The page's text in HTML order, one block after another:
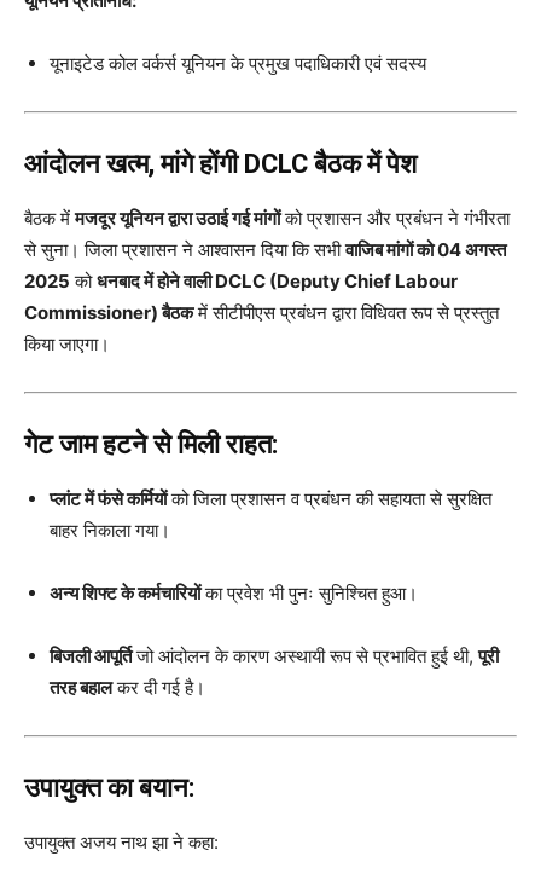
यूनाइटेड कोल वर्कर्स यूनियन के प्रमुख पदाधिकारी एवं सदस्य
आंदोलन खत्म, मांगे होंगी DCLC बैठक में पेश
बैठक मेंमजदूर यूनियन द्वारा उठाई गई मांगोंको प्रशासन और प्रबंधन ने गंभीरता
से सुना। जिला प्रशासन ने आश्वासन दिया कि सभीवाजिब मांगों को 04 अगस्त
2025 कोधनबाद में होने वाली DCLC (Deputy Chief Labour
Commissioner) बैठकमें सीटीपीएस प्रबंधन द्वारा विधिवत रूप से प्रस्तुत
किया जाएगा।
गेट जाम हटने से मिली राहत:
प्लांट में फंसे कर्मियोंको जिला प्रशासन व प्रबंधन की सहायता से सुरक्षित
बाहर निकाला गया।
अन्य शिफ्ट के कर्मचारियोंका प्रवेश भी पुनः सुनिश्चित हुआ।
बिजली आपूर्तिजो आंदोलन के कारण अस्थायी रूप से प्रभावित हुई थी,पूरी
तरह बहालकर दी गई है।
उपायुक्त का बयान:
उपायुक्त अजय नाथ झा ने कहा: